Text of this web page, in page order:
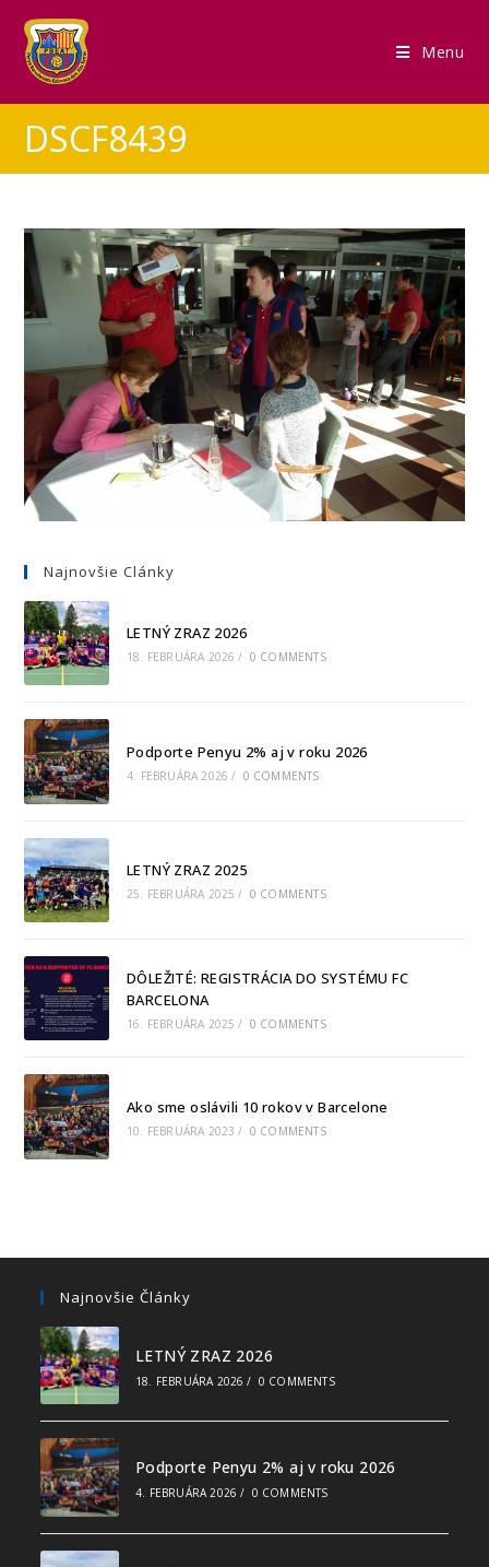
Menu
DSCF8439
Najnovšie Clánky
LETNÝ ZRAZ 2026
18. FEBRUÁRA 2026 / 0 COMMENTS
Podporte Penyu 2% aj v roku 2026
4. FEBRUÁRA 2026 / 0 COMMENTS
LETNÝ ZRAZ 2025
25. FEBRUÁRA 2025 / 0 COMMENTS
DÔLEŽITÉ: REGISTRÁCIA DO SYSTÉMU FC
BARCELONA
16. FEBRUÁRA 2025 / 0 COMMENTS
Ako sme oslávili 10 rokov v Barcelone
10. FEBRUÁRA 2023 / 0 COMMENTS
Najnovšie Články
LETNÝ ZRAZ 2026
18. FEBRUÁRA 2026 / 0 COMMENTS
Podporte Penyu 2% aj v roku 2026
4. FEBRUÁRA 2026 / 0 COMMENTS